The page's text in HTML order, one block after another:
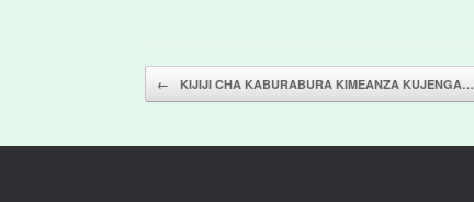
Post navigation
← KIJIJI CHA KABURABURA KIMEANZA KUJENGA…